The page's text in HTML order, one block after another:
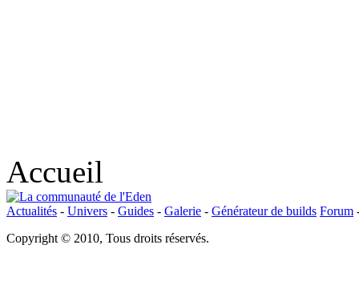
Accueil
Actualités - Univers - Guides - Galerie - Générateur de builds Forum
Copyright © 2010, Tous droits réservés.